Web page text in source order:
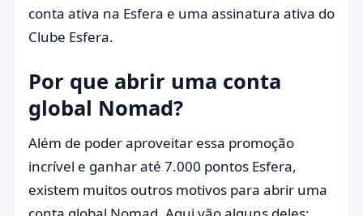
conta ativa na Esfera e uma assinatura ativa do
Clube Esfera.
Por que abrir uma conta
global Nomad?
Além de poder aproveitar essa promoção
incrível e ganhar até 7.000 pontos Esfera,
existem muitos outros motivos para abrir uma